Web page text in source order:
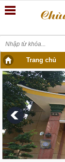
Trang chủ